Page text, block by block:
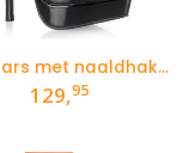
Enkellaars met naaldhak en gespen
129,95